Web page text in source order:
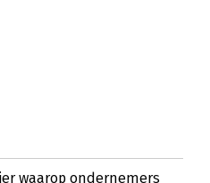
waarop ondernemers